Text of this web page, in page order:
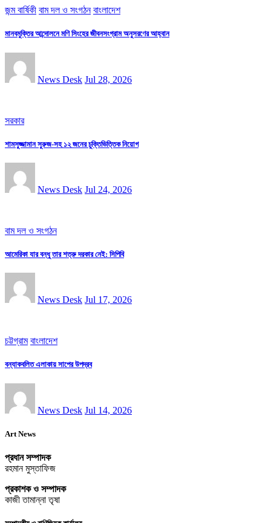
জন্ম বার্ষিকী বাম দল ও সংগঠন বাংলাদেশ
মানবমুক্তির আন্দোলনে মণি সিংহের জীবনসংগ্রাম অনুসরণের আহ্বান
News Desk Jul 28, 2026
সরকার
শামসুজ্জামান সুরুজ-সহ ১২ জনের চুক্তিভিত্তিক নিয়োগ
News Desk Jul 24, 2026
বাম দল ও সংগঠন
আমেরিকা যার বন্ধু তার শত্রু দরকার নেই: সিপিবি
News Desk Jul 17, 2026
চট্টগ্রাম বাংলাদেশ
বন্যাকবলিত এলাকায় সাপের উপদ্রব
News Desk Jul 14, 2026
Art News
প্রধান সম্পাদক
রহমান মুস্তাফিজ
প্রকাশক ও সম্পাদক
কাজী তামান্না তৃষা